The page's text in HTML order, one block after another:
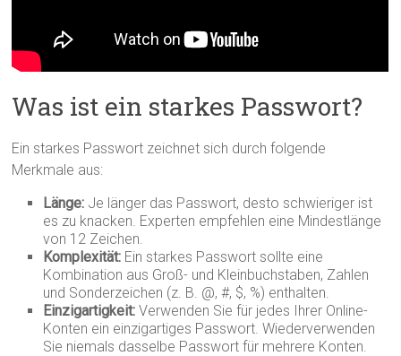
Was ist ein starkes Passwort?
Ein starkes Passwort zeichnet sich durch folgende
Merkmale aus:
Länge: Je länger das Passwort, desto schwieriger ist
es zu knacken. Experten empfehlen eine Mindestlänge
von 12 Zeichen.
Komplexität: Ein starkes Passwort sollte eine
Kombination aus Groß- und Kleinbuchstaben, Zahlen
und Sonderzeichen (z. B. @, #, $, %) enthalten.
Einzigartigkeit: Verwenden Sie für jedes Ihrer Online-
Konten ein einzigartiges Passwort. Wiederverwenden
Sie niemals dasselbe Passwort für mehrere Konten.